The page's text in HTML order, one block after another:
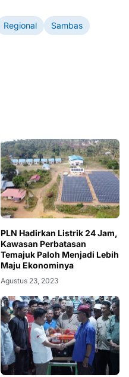
Regional
Sambas
PLN Hadirkan Listrik 24 Jam,
Kawasan Perbatasan
Temajuk Paloh Menjadi Lebih
Maju Ekonominya
Agustus 23, 2023